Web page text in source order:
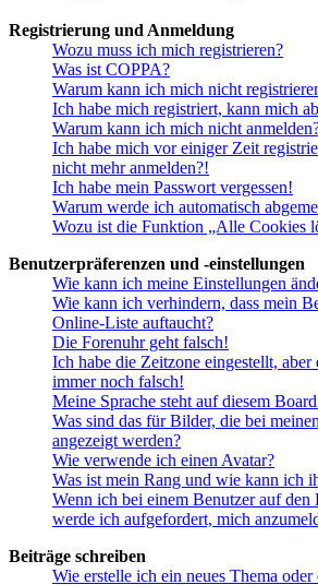
Registrierung und Anmeldung
Wozu muss ich mich registrieren?
Was ist COPPA?
Warum kann ich mich nicht
Ich habe mich registriert, kann mich
Warum kann ich mich nicht
Ich habe mich vor einiger Zeit
nicht mehr anmelden?!
Ich habe mein Passwort vergessen!
Warum werde ich automatisch
Wozu ist die Funktion „Alle Cookies
Benutzerpräferenzen und -einstellungen
Wie kann ich meine Einstellungen
Wie kann ich verhindern, dass mein
Online-Liste auftaucht?
Die Forenuhr geht falsch!
Ich habe die Zeitzone eingestellt, aber
immer noch falsch!
Meine Sprache steht auf diesem
Was sind das für Bilder, die bei
angezeigt werden?
Wie verwende ich einen Avatar?
Was ist mein Rang und wie kann ich
Wenn ich bei einem Benutzer auf
werde ich aufgefordert, mich
Beiträge schreiben
Wie erstelle ich ein neues Thema